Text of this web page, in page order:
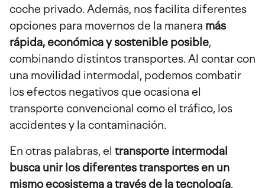
coche privado. Además, nos facilita diferentes
opciones para movernos de la manera más
rápida, económica y sostenible posible,
combinando distintos transportes. Al contar con
una movilidad intermodal, podemos combatir
los efectos negativos que ocasiona el
transporte convencional como el tráfico, los
accidentes y la contaminación.
En otras palabras, el transporte intermodal
busca unir los diferentes transportes en un
mismo ecosistema a través de la tecnología.